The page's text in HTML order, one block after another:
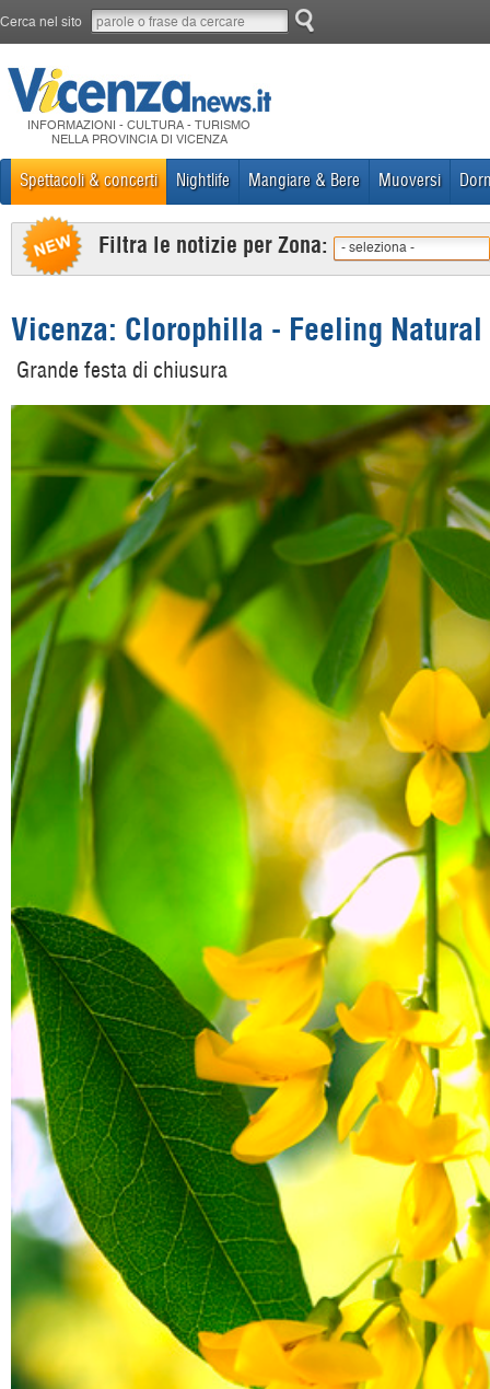
Cerca nel sito
INFORMAZIONI - CULTURA - TURISMO
NELLA PROVINCIA DI VICENZA
Spettacoli & concerti Nightlife Mangiare & Bere Muoversi
Filtra le notizie per Zona: - seleziona -
Vicenza: Clorophilla - Feeling
Grande festa di chiusura